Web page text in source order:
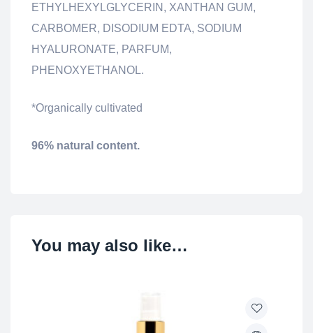
ETHYLHEXYLGLYCERIN, XANTHAN GUM,
CARBOMER, DISODIUM EDTA, SODIUM
HYALURONATE, PARFUM,
PHENOXYETHANOL.
*Organically cultivated
96% natural content.
You may also like…